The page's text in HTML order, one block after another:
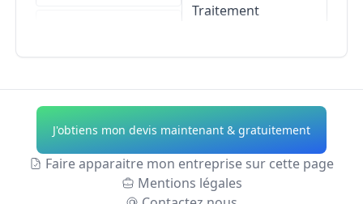
Vallée
Traitement
d'Humidité des
Murs Champtocé-
Traitement
Traitement
d'Humidité des
Murs Allier
Traitement
d'Humidité des
J'obtiens mon devis maintenant & gratuitement
Faire apparaitre mon entreprise sur cette page
Mentions légales